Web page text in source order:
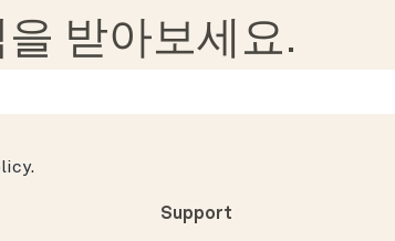
받아보세요.
.
Support